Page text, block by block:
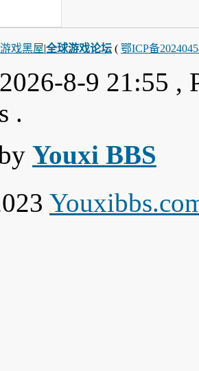
游戏黑屋|全球游戏论坛 ( 鄂ICP备
8-9 21:55 ,
.
Youxi BBS